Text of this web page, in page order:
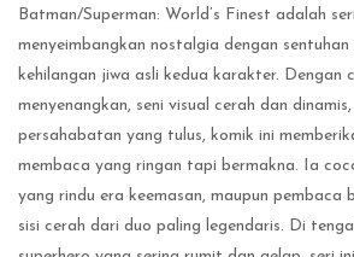
Batman/Superman: World’s Finest adalah
menyeimbangkan nostalgia dengan
kehilangan jiwa asli kedua karakter. Dengan
menyenangkan, seni visual cerah dan
persahabatan yang tulus, komik ini
membaca yang ringan tapi bermakna. Ia
yang rindu era keemasan, maupun pembaca
sisi cerah dari duo paling legendaris. Di